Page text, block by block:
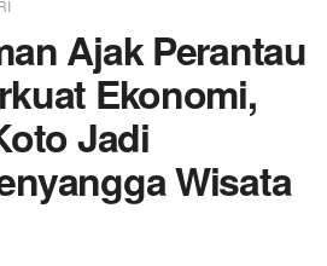
Ajak Perantau
Ekonomi,
Jadi
Wisata